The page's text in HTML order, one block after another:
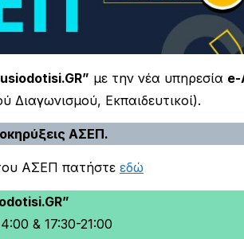
με την νέα υπηρεσία
Εκπαιδευτικοί).
ΑΣΕΠ.
του ΑΣΕΠ πατήστε εδώ
& 17:30-21:00